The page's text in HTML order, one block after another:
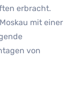
erbracht.
mit einer
von